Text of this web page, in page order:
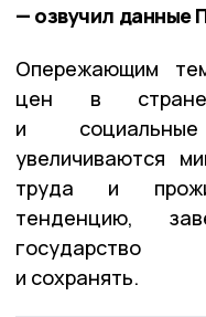
— озвучил данные
Опережающим
цен в стране
и
увеличиваются
труда и
тенденцию,
государство
и сохранять.